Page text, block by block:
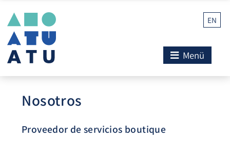
EN
Menü
Nosotros
Proveedor de servicios boutique